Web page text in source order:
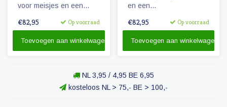
voor meisjes en een
€82,95 Op voorraad
Toevoegen aan winkelwagen
en een
€82,95 Op voorraad
Toevoegen aan winkelwagen
NL 3,95 / 4,95 BE 6,95
kosteloos NL > 75,- BE > 100,-